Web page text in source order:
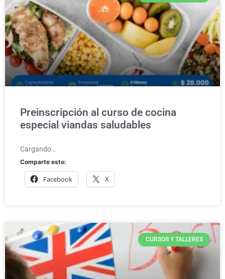
Preinscripción al curso de cocina
especial viandas saludables
Cargando…
Comparte esto:
Facebook X
CURSOS Y TALLERES